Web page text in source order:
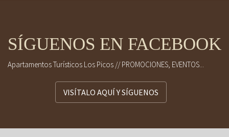
SÍGUENOS EN FACEBOOK
Apartamentos Turísticos Los Picos // PROMOCIONES, EVENTOS...
VISÍTALO AQUÍ Y SÍGUENOS